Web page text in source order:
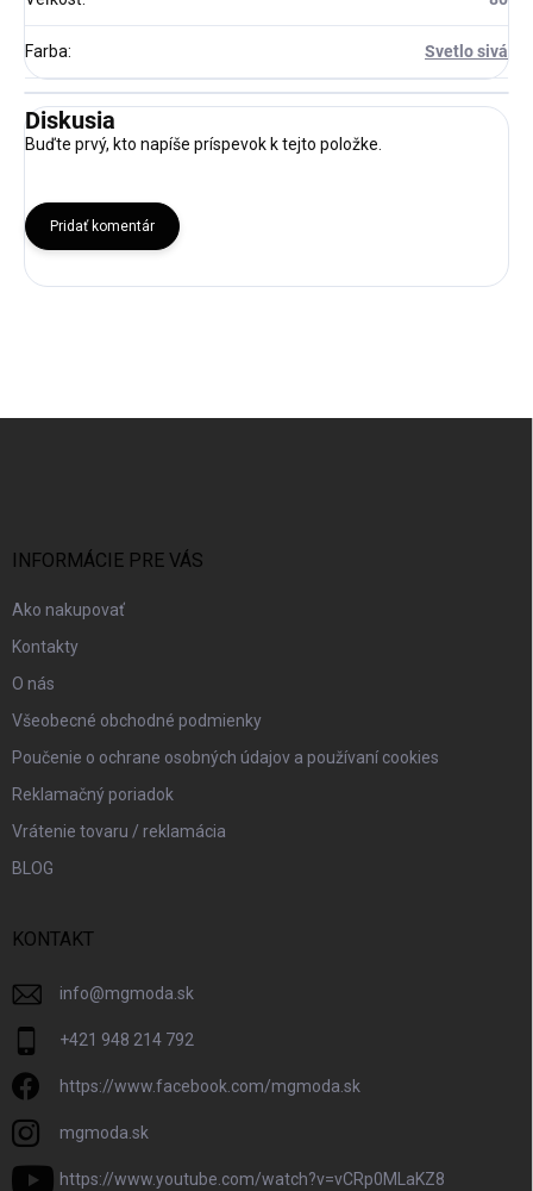
Farba: Svetlo sivá
Diskusia
Buďte prvý, kto napíše príspevok k tejto položke.
Pridať komentár
INFORMÁCIE PRE VÁS
Ako nakupovať
Kontakty
O nás
Všeobecné obchodné podmienky
Poučenie o ochrane osobných údajov a používaní cookies
Reklamačný poriadok
Vrátenie tovaru / reklamácia
BLOG
KONTAKT
info@mgmoda.sk
+421 948 214 792
https://www.facebook.com/mgmoda.sk
mgmoda.sk
https://www.youtube.com/watch?v=vCRp0MLaKZ8